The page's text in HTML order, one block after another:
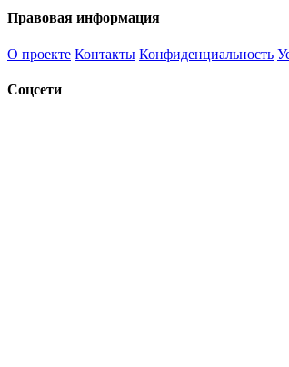
Правовая информация
О проекте Контакты Конфиденциальность
Соцсети